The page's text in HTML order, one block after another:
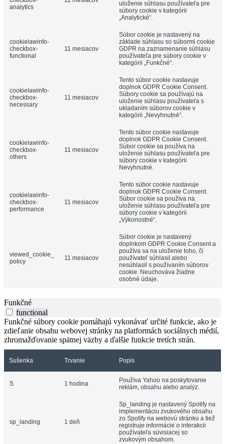
analytics
uloženie súhlasu používateľa pre
súbory cookie v kategórii
„Analytické“.
cookielawinfo-
checkbox-
functional
11 mesiacov
Súbor cookie je nastavený na
základe súhlasu so súbormi cookie
GDPR na zaznamenanie súhlasu
používateľa pre súbory cookie v
kategórii „Funkčné“.
cookielawinfo-
checkbox-
necessary
11 mesiacov
Tento súbor cookie nastavuje
doplnok GDPR Cookie Consent.
Súbory cookie sa používajú na
uloženie súhlasu používateľa s
ukladaním súborov cookie v
kategórii „Nevyhnutné“.
cookielawinfo-
checkbox-
others
11 mesiacov
Tento súbor cookie nastavuje
doplnok GDPR Cookie Consent.
Súbor cookie sa používa na
uloženie súhlasu používateľa pre
súbory cookie v kategórii
Nevyhnutné.
cookielawinfo-
checkbox-
performance
11 mesiacov
Tento súbor cookie nastavuje
doplnok GDPR Cookie Consent.
Súbor cookie sa používa na
uloženie súhlasu používateľa pre
súbory cookie v kategórii
„Výkonostné“.
viewed_cookie_
policy
11 mesiacov
Súbor cookie je nastavený
doplnkom GDPR Cookie Consent a
používa sa na uloženie toho, či
používateľ súhlasil alebo
nesúhlasil s používaním súborov
cookie. Neuchováva žiadne
osobné údaje.
Funkčné
functional
Funkčné súbory cookie pomáhajú vykonávať určité funkcie, ako je
zdieľanie obsahu webovej stránky na platformách sociálnych médií,
zhromažďovanie spätnej väzby a ďalšie funkcie tretích strán.
Sušenka Trvanie Popis
S 1 hodina
Používa Yahoo na poskytovanie
reklám, obsahu alebo analýz.
sp_landing 1 deň
Sp_landing je nastavený Spotify na
implementáciu zvukového obsahu
zo Spotify na webovú stránku a tiež
registruje informácie o interakcii
používateľa súvisiacej so
zvukovým obsahom.